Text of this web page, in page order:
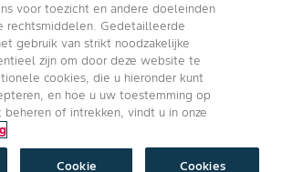
Science 2024
/Privacyverklaring/Imprint/Cookie
voor toezicht en andere doeleinden
rechtsmiddelen. Gedetailleerde
gebruik van strikt noodzakelijke
zijn om door deze website te
cookies, die u hieronder kunt
en hoe u uw toestemming op
of intrekken, vindt u in onze
Cookie Cookies